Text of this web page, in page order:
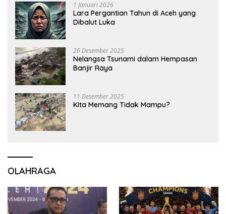
1 Januari 2026
Lara Pergantian Tahun di Aceh yang
Dibalut Luka
26 Desember 2025
Nelangsa Tsunami dalam Hempasan
Banjir Raya
11 Desember 2025
Kita Memang Tidak Mampu?
OLAHRAGA